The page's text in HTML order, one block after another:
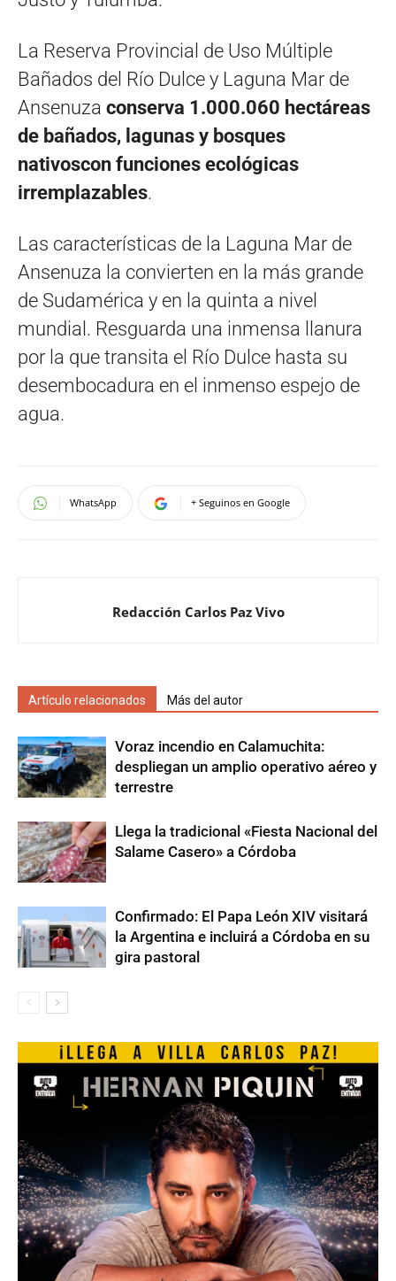
La Reserva Provincial de Uso Múltiple
Bañados del Río Dulce y Laguna Mar de
Ansenuza conserva 1.000.060 hectáreas
de bañados, lagunas y bosques
nativoscon funciones ecológicas
irremplazables.
Las características de la Laguna Mar de
Ansenuza la convierten en la más grande
de Sudamérica y en la quinta a nivel
mundial. Resguarda una inmensa llanura
por la que transita el Río Dulce hasta su
desembocadura en el inmenso espejo de
agua.
WhatsApp + Seguinos en Google
Redacción Carlos Paz Vivo
Artículo relacionados Más del autor
Voraz incendio en Calamuchita:
despliegan un amplio operativo aéreo y
terrestre
Llega la tradicional «Fiesta Nacional del
Salame Casero» a Córdoba
Confirmado: El Papa León XIV visitará
la Argentina e incluirá a Córdoba en su
gira pastoral